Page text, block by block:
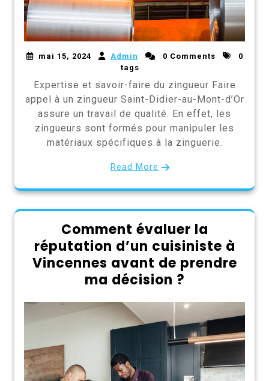
mai 15, 2024 Admin 0 Comments
0
tags
Expertise et savoir-faire du zingueur Faire
appel à un zingueur Saint-Didier-au-Mont-d’Or
assure un travail de qualité. En effet, les
zingueurs sont formés pour manipuler les
matériaux spécifiques à la zinguerie.
Read More
Comment évaluer la
réputation d’un cuisiniste à
Vincennes avant de prendre
ma décision ?